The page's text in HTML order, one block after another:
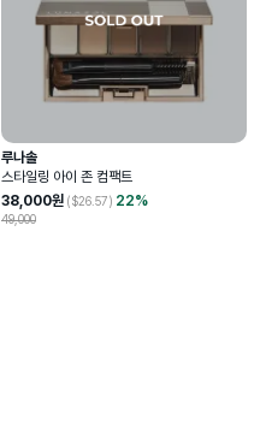
루나솔
스타일링 아이 존 컴팩트
38,000원 ($26.57) 22%
49,000